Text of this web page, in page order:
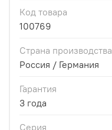
Код товара
100769
Страна производства
Россия / Германия
Гарантия
3 года
Серия